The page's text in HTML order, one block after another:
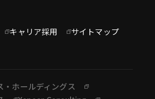
キャリア採用 サイトマップ
・ホールディングス